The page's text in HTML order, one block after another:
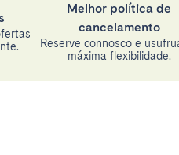
Melhor política de
cancelamento
Reserve connosco e
máxima flexibilidade.